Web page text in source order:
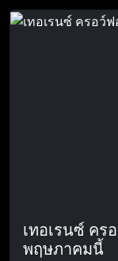
เทอเรนซ์ ค
พฤษภาคมนี้